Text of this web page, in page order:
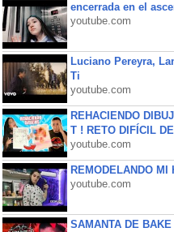
encerrada en el
youtube.com
Luciano Pereyra,
Ti
youtube.com
REHACIENDO
T ! RETO DIFÍCIL
youtube.com
REMODELANDO MI
youtube.com
SAMANTA DE